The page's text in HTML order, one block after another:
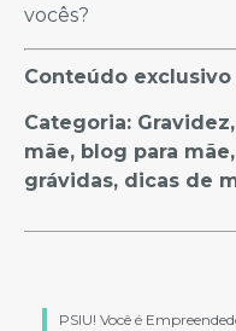
vocês?
Conteúdo
Categoria:
mãe, blog para
grávidas, dicas de
PSIU! Você é